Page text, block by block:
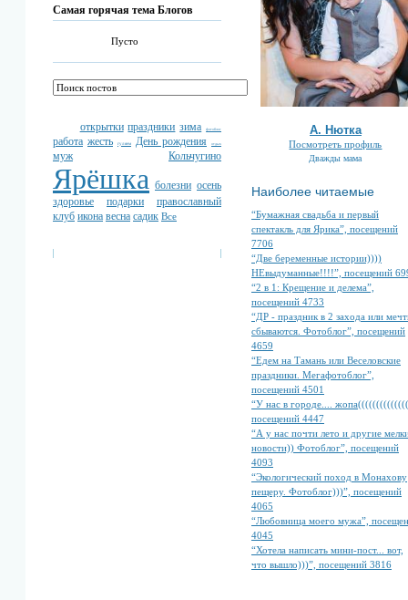
Самая горячая тема Блогов
Пусто
открытки праздники зима фотоблог
работа жесть гуляем День рождения отдых
муж Кольчугино
Ярёшка болезни осень
здоровье
подарки
православный
клуб икона весна садик Все
А. Нютка
Посмотреть профиль
Дважды мама
Наиболее читаемые
“Бумажная свадьба и первый
спектакль для Ярика”, посещений
7706
“Две беременные истории))))
НЕвыдуманные!!!!”, посещений
“2 в 1: Крещение и делема”,
посещений 4733
“ДР - праздник в 2 захода или
сбываются. Фотоблог”, посещений
4659
“Едем на Тамань или Веселовские
праздники. Мегафотоблог”,
посещений 4501
“У нас в городе....
посещений 4447
“А у нас почти лето и другие
новости)) Фотоблог”, посещений
4093
“Экологический поход в Монахову
пещеру. Фотоблог)))”, посещений
4065
“Любовница моего мужа”,
4045
“Хотела написать мини-пост... вот,
что вышло)))”, посещений 3816